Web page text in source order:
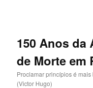
primário150 Anos da
de Morte em
Proclamar princípios é
(Victor Hugo)